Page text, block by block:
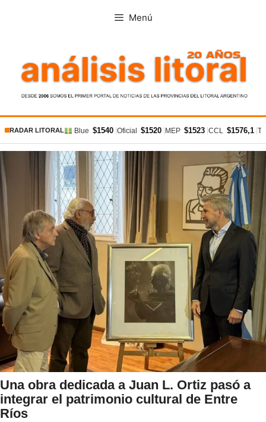
Menú
RADAR LITORAL Blue $1540 Oficial $1520 MEP $1523 CCL $1576,1
Una obra dedicada a Juan L. Ortiz pasó a
integrar el patrimonio cultural de Entre
Ríos